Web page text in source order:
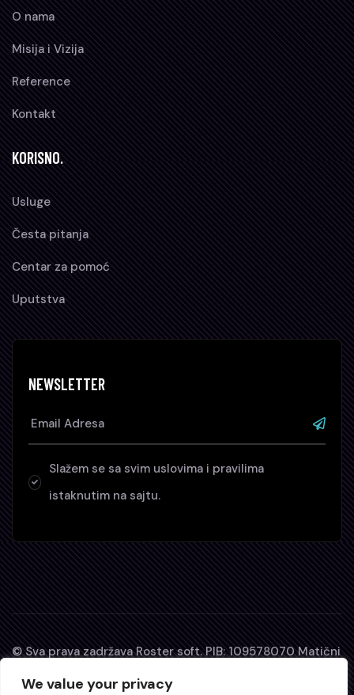
We value your privacy
O nama
Misija i Vizija
Reference
Kontakt
KORISNO.
Usluge
Česta pitanja
Centar za pomoć
Uputstva
NEWSLETTER
Slažem se sa svim uslovima i pravilima
istaknutim na sajtu.
© Sva prava zadržava Roster soft. PIB: 109578070 Matični
broj: 64277880. D-U-N-S® broj: 680649429